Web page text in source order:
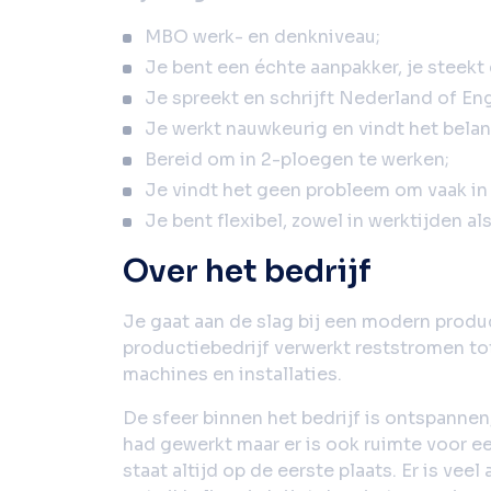
MBO werk- en denkniveau;
Je bent een échte aanpakker, je
Je spreekt en schrijft Nederland of
Je werkt nauwkeurig en vindt het
Bereid om in 2-ploegen te werken;
Je vindt het geen probleem om vaak
Je bent flexibel, zowel in werktijden
Over het bedrijf
Je gaat aan de slag bij een modern
productiebedrijf verwerkt reststromen
machines en installaties.
De sfeer binnen het bedrijf is
had gewerkt maar er is ook ruimte voor
staat altijd op de eerste plaats. Er is